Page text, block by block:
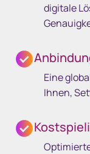
digitale
Eine
Ihnen,